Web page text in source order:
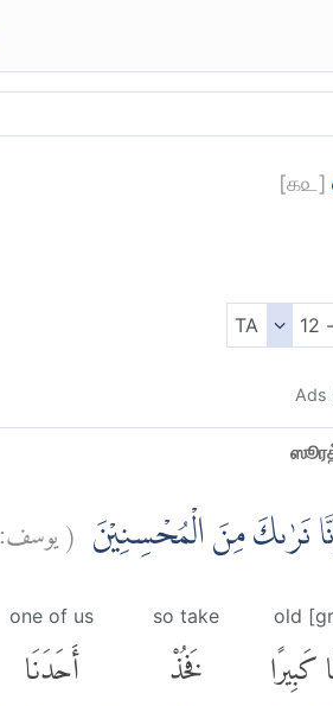
[௧௨]
Ads
نَرٰىكَ مِنَ الْمُحْسِنِيْنَ (يوسف:
old
so take
فَخُذْ
one of us
أَحَدَنَا